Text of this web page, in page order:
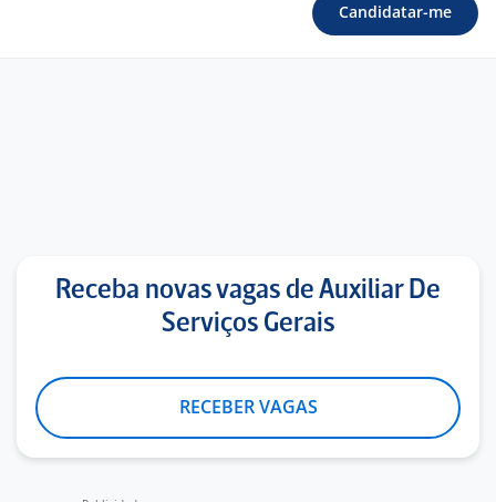
Candidatar-me
Receba novas vagas de Auxiliar De
Serviços Gerais
RECEBER VAGAS